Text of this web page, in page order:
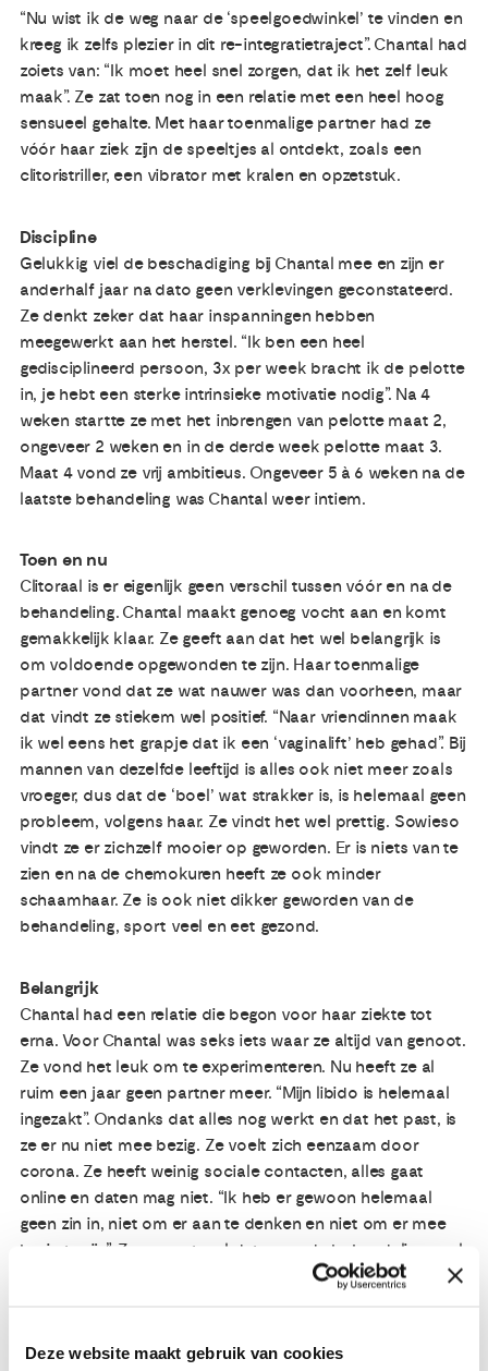
Deze website maakt gebruik van cookies
“Nu wist ik de weg naar de ‘speelgoedwinkel’ te vinden en
kreeg ik zelfs plezier in dit re-integratietraject”. Chantal had
zoiets van: “Ik moet heel snel zorgen, dat ik het zelf leuk
maak”. Ze zat toen nog in een relatie met een heel hoog
sensueel gehalte. Met haar toenmalige partner had ze
vóór haar ziek zijn de speeltjes al ontdekt, zoals een
clitoristriller, een vibrator met kralen en opzetstuk.
Discipline
Gelukkig viel de beschadiging bij Chantal mee en zijn er
anderhalf jaar na dato geen verklevingen geconstateerd.
Ze denkt zeker dat haar inspanningen hebben
meegewerkt aan het herstel. “Ik ben een heel
gedisciplineerd persoon, 3x per week bracht ik de pelotte
in, je hebt een sterke intrinsieke motivatie nodig”. Na 4
weken startte ze met het inbrengen van pelotte maat 2,
ongeveer 2 weken en in de derde week pelotte maat 3.
Maat 4 vond ze vrij ambitieus. Ongeveer 5 à 6 weken na de
laatste behandeling was Chantal weer intiem.
Toen en nu
Clitoraal is er eigenlijk geen verschil tussen vóór en na de
behandeling. Chantal maakt genoeg vocht aan en komt
gemakkelijk klaar. Ze geeft aan dat het wel belangrijk is
om voldoende opgewonden te zijn. Haar toenmalige
partner vond dat ze wat nauwer was dan voorheen, maar
dat vindt ze stiekem wel positief. “Naar vriendinnen maak
ik wel eens het grapje dat ik een ‘vaginalift’ heb gehad”. Bij
mannen van dezelfde leeftijd is alles ook niet meer zoals
vroeger, dus dat de ‘boel’ wat strakker is, is helemaal geen
probleem, volgens haar. Ze vindt het wel prettig. Sowieso
vindt ze er zichzelf mooier op geworden. Er is niets van te
zien en na de chemokuren heeft ze ook minder
schaamhaar. Ze is ook niet dikker geworden van de
behandeling, sport veel en eet gezond.
Belangrijk
Chantal had een relatie die begon voor haar ziekte tot
erna. Voor Chantal was seks iets waar ze altijd van genoot.
Ze vond het leuk om te experimenteren. Nu heeft ze al
ruim een jaar geen partner meer. “Mijn libido is helemaal
ingezakt”. Ondanks dat alles nog werkt en dat het past, is
ze er nu niet mee bezig. Ze voelt zich eenzaam door
corona. Ze heeft weinig sociale contacten, alles gaat
online en daten mag niet. “Ik heb er gewoon helemaal
geen zin in, niet om er aan te denken en niet om er mee
bezig te zijn”. Ze ervaart wel dat ze na de behandeling veel
makkelijker over kanker en seks praat.
twee woorden die overheersen; eenzaam en angst.